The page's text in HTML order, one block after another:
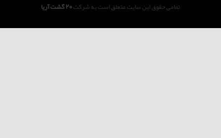
تمامی حقوق این سایت متعلق است به شرکت20 گشت آریا